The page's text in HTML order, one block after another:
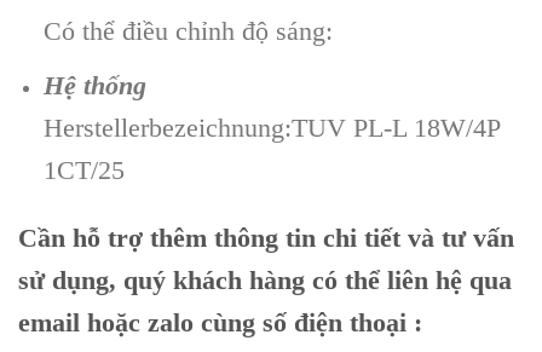
Có thể điều chỉnh độ sáng:
Hệ thống
Herstellerbezeichnung:TUV PL-L 18W/4P
1CT/25
Cần hỗ trợ thêm thông tin chi tiết và tư vấn
sử dụng, quý khách hàng có thể liên hệ qua
email hoặc zalo cùng số điện thoại :